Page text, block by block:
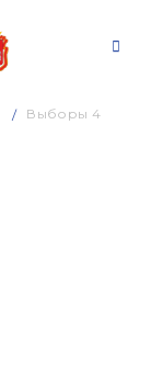
Выборы 4